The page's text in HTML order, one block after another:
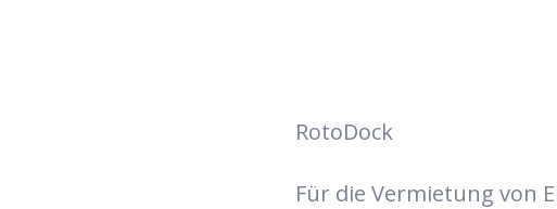
RotoDock
Für die Vermietung von